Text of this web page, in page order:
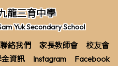
龍三育中學
Yuk Secondary School
聯絡我們 家長教師會
校友會
資訊
Instagram Facebook